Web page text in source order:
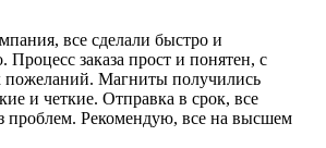
все сделали быстро и
Процесс заказа прост и понятен, с
пожеланий. Магниты получились
и четкие. Отправка в срок, все
проблем. Рекомендую, все на высшем